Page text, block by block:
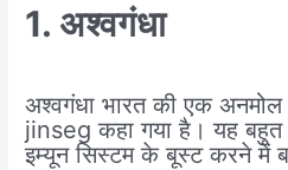
1. अश्वगंधा
अश्वगंधा भारत की एक अनमोल
jinseg कहा गया है। यह बहुत
इम्यून सिस्टम के बूस्ट करने में